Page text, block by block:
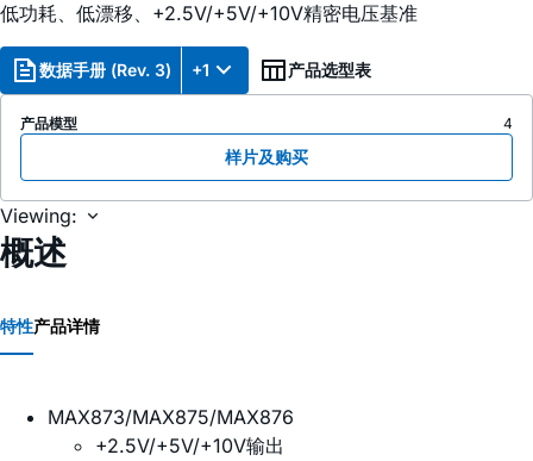
低功耗、低漂移、+2.5V/+5V/+10V精密电压基准
数据手册 (Rev. 3) +1 产品选型表
产品模型 4
样片及购买
Viewing:
概述
特性产品详情
MAX873/MAX875/MAX876
+2.5V/+5V/+10V输出